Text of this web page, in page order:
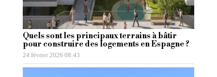
Quels sont les principaux terrains à bâtir
pour construire des logements en Espagne ?
24 février 2026 08:43